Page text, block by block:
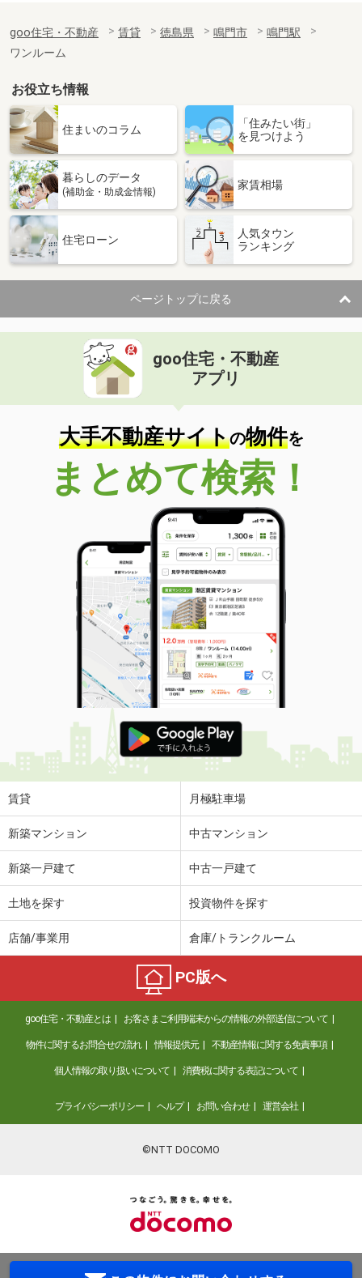
goo住宅・不動産 賃貸 徳島県 鳴門市
鳴門駅
ワンルーム
お役立ち情報
住まいのコラム
「住みたい街」
を見つけよう
暮らしのデータ
(補助金・助成金情報)
家賃相場
住宅ローン
人気タウン
ランキング
ページトップに戻る
goo住宅・不動産
アプリ
大手不動産サイトの物件を
まとめて検索！
賃貸 月極駐車場
新築マンション 中古マンション
新築一戸建て 中古一戸建て
土地を探す 投資物件を探す
店舗/事業用 倉庫/トランクルーム
PC版へ
goo住宅・不動産とは お客さまご利用端末からの情報の外部送信について
物件に関するお問合せの流れ 情報提供元 不動産情報に関する免責事項
個人情報の取り扱いについて 消費税に関する表記について
プライバシーポリシー ヘルプ お問い合わせ 運営会社
©NTT DOCOMO